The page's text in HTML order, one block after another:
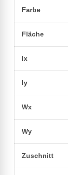
Farbe
Fläche
Ix
Iy
Wx
Wy
Zuschnitt